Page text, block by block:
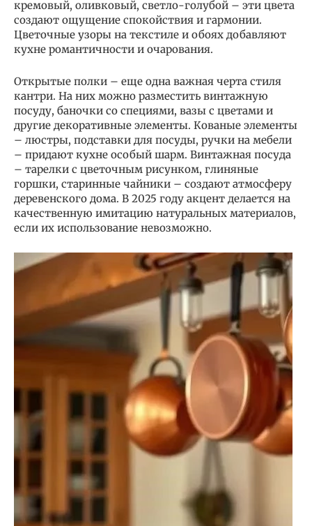
кремовый, оливковый, светло-голубой – эти цвета
создают ощущение спокойствия и гармонии.
Цветочные узоры на текстиле и обоях добавляют
кухне романтичности и очарования.
Открытые полки – еще одна важная черта стиля
кантри. На них можно разместить винтажную
посуду, баночки со специями, вазы с цветами и
другие декоративные элементы. Кованые элементы
– люстры, подставки для посуды, ручки на мебели
– придают кухне особый шарм. Винтажная посуда
– тарелки с цветочным рисунком, глиняные
горшки, старинные чайники – создают атмосферу
деревенского дома. В 2025 году акцент делается на
качественную имитацию натуральных материалов,
если их использование невозможно.